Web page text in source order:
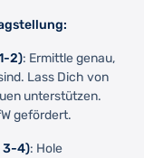
2): Ermittle genau,
Lass Dich von
unterstützen.
gefördert.
3-4): Hole